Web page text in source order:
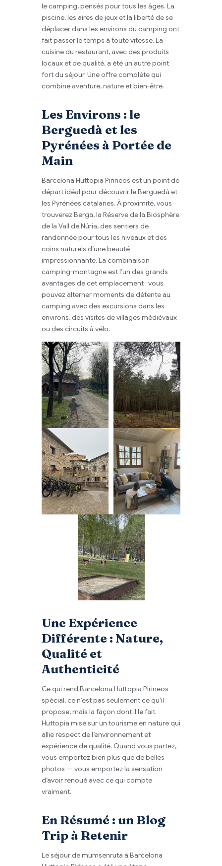
le camping, pensés pour tous les âges. La
piscine, les aires de jeux et la liberté de se
déplacer dans les environs du camping ont
fait passer le temps à toute vitesse. La
cuisine du restaurant, avec des produits
locaux et de qualité, a été un autre point
fort du séjour. Une offre complète qui
combine aventure, nature et bien-être.
Les Environs : le
Berguedà et les
Pyrénées à Portée de
Main
Barcelona Huttopia Pirineos est un point de
départ idéal pour découvrir le Berguedà et
les Pyrénées catalanes. À proximité, vous
trouverez Berga, la Réserve de la Biosphère
de la Vall de Núria, des sentiers de
randonnée pour tous les niveaux et des
coins naturels d’une beauté
impressionnante. La combinaison
camping-montagne est l’un des grands
avantages de cet emplacement : vous
pouvez alterner moments de détente au
camping avec des excursions dans les
environs, des visites de villages médiévaux
ou des circuits à vélo.
Une Expérience
Différente : Nature,
Qualité et
Authenticité
Ce qui rend Barcelona Huttopia Pirineos
spécial, ce n’est pas seulement ce qu’il
propose, mais la façon dont il le fait.
Huttopia mise sur un tourisme en nature qui
allie respect de l’environnement et
expérience de qualité. Quand vous partez,
vous emportez bien plus que de belles
photos — vous emportez la sensation
d’avoir renoué avec ce qui compte
vraiment.
En Résumé : un Blog
Trip à Retenir
Le séjour de mumsenruta à Barcelona